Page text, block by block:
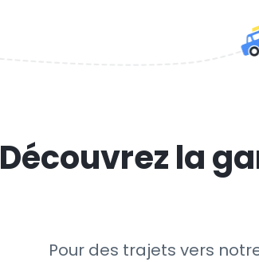
Découvrez la
Pour des trajets vers